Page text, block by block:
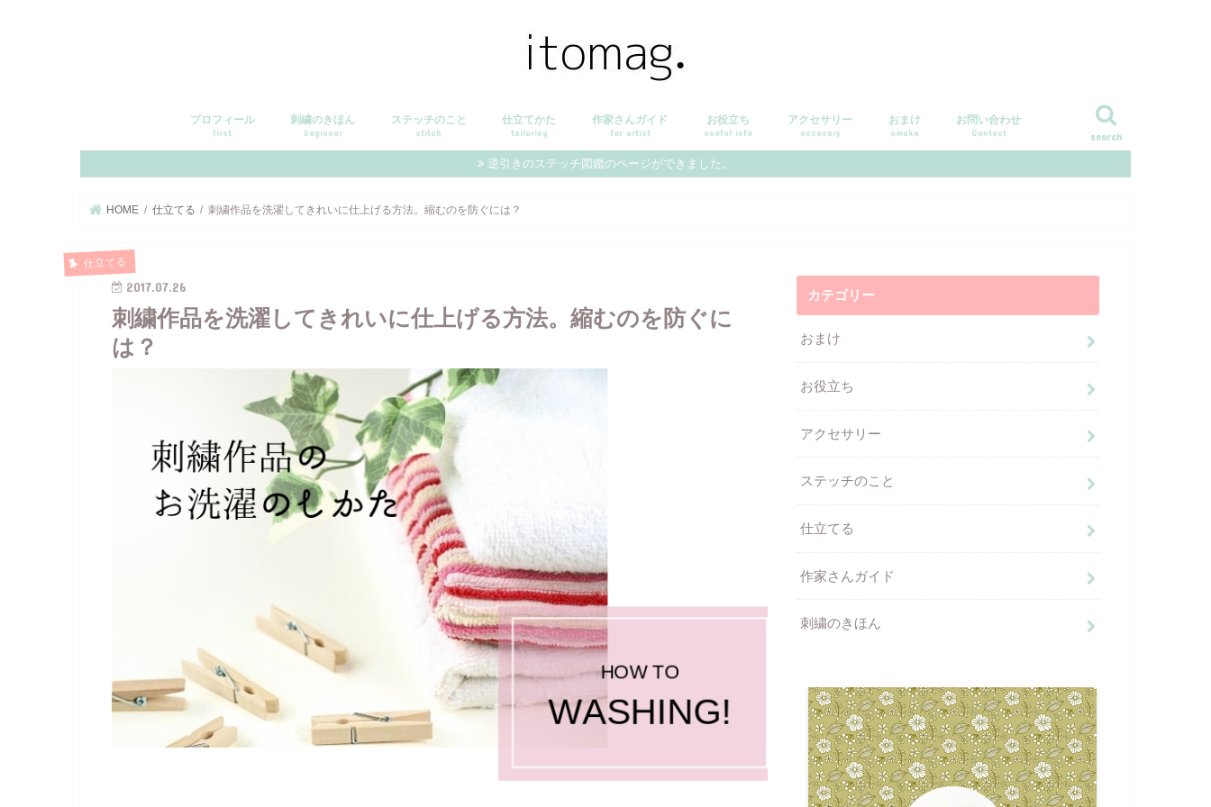
search
プロフィール
first
刺繍のきほん
beginner
ステッチのこと
stitch
仕立てかた
tailoring
作家さんガイド
for artist
お役立ち
useful info
アクセサリー
accesary
おまけ
omake
お問い合わせ
Contact
逆引きのステッチ図鑑のページができました。
HOME 仕立てる 刺繍作品を洗濯してきれいに仕上げる方法。縮むのを防ぐには？
仕立てる
2017.07.26
刺繍作品を洗濯してきれいに仕上げる方法。縮むのを防ぐに
は？
カテゴリー
おまけ
お役立ち
アクセサリー
ステッチのこと
仕立てる
作家さんガイド
刺繍のきほん